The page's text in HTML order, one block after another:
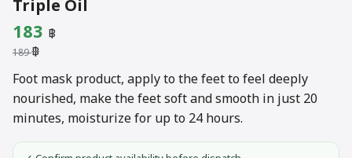
Triple Oil
189฿
Original
price
was:
189 ฿.
183 ฿
is:
183 ฿.
Foot mask product, apply to the feet to feel deeply
nourished, make the feet soft and smooth in just 20
minutes, moisturize for up to 24 hours.